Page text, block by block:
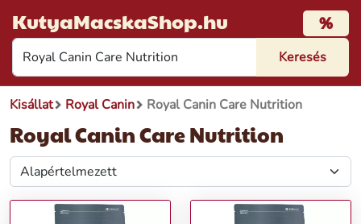
KutyaMacskaShop.hu %
Kisállat Royal Canin Royal Canin Care Nutrition
Royal Canin Care Nutrition